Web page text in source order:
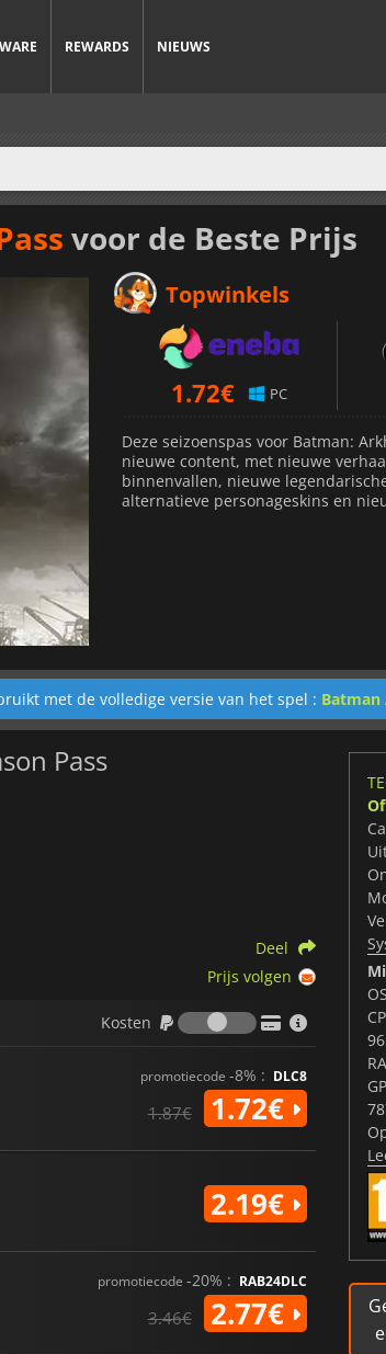
REWARDS NIEUWS
voor de Beste Prijs
Topwinkels
1.72€ PC
Deze seizoenspas voor Batman:
nieuwe content, met nieuwe
binnenvallen, nieuwe
alternatieve personageskins en
met de volledige versie van het spel :
Pass
Deel
Prijs volgen
Kosten
Kosten
promotiecode -8% : DLC8
1.87€ 1.72€
2.19€
promotiecode -20% : RAB24DLC
3.46€ 2.77€